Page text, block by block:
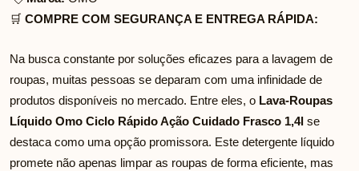
🛒 COMPRE COM SEGURANÇA E ENTREGA RÁPIDA:
Na busca constante por soluções eficazes para a lavagem de
roupas, muitas pessoas se deparam com uma infinidade de
produtos disponíveis no mercado. Entre eles, o Lava-Roupas
Líquido Omo Ciclo Rápido Ação Cuidado Frasco 1,4l se
destaca como uma opção promissora. Este detergente líquido
promete não apenas limpar as roupas de forma eficiente, mas